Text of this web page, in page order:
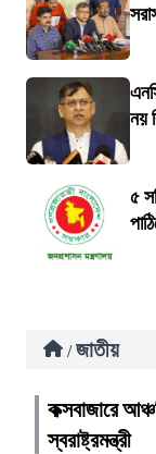
নয়
৫
/ জাতীয়
কক্সবাজারে
স্বরাষ্ট্রমন্ত্রী